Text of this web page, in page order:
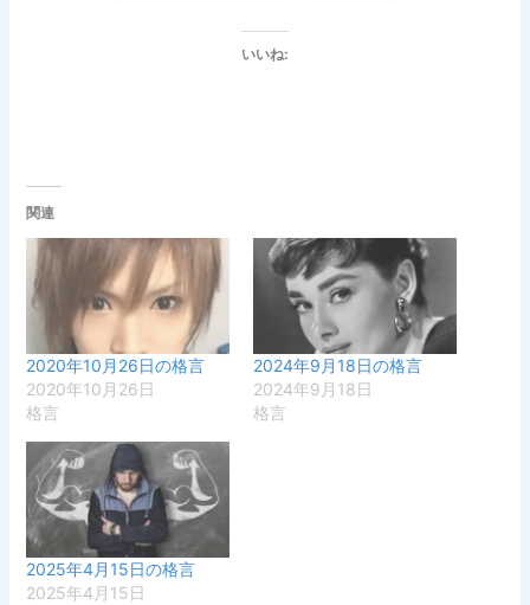
いいね:
関連
2020年10月26日の格言
2020年10月26日
格言
2024年9月18日の格言
2024年9月18日
格言
2025年4月15日の格言
2025年4月15日